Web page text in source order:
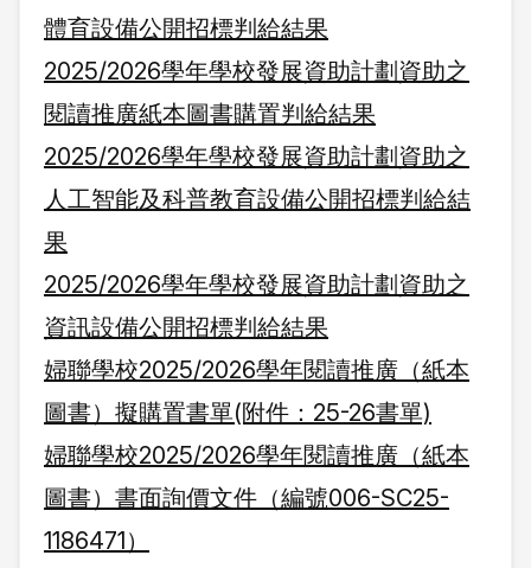
體育設備公開招標判給結果
2025/2026學年學校發展資助計劃資助之
閱讀推廣紙本圖書購置判給結果
2025/2026學年學校發展資助計劃資助之
人工智能及科普教育設備公開招標判給結
果
2025/2026學年學校發展資助計劃資助之
資訊設備公開招標判給結果
婦聯學校2025/2026學年閱讀推廣（紙本
圖書）擬購置書單(附件：25-26書單)
婦聯學校2025/2026學年閱讀推廣（紙本
圖書）書面詢價文件（編號006-SC25-
1186471）